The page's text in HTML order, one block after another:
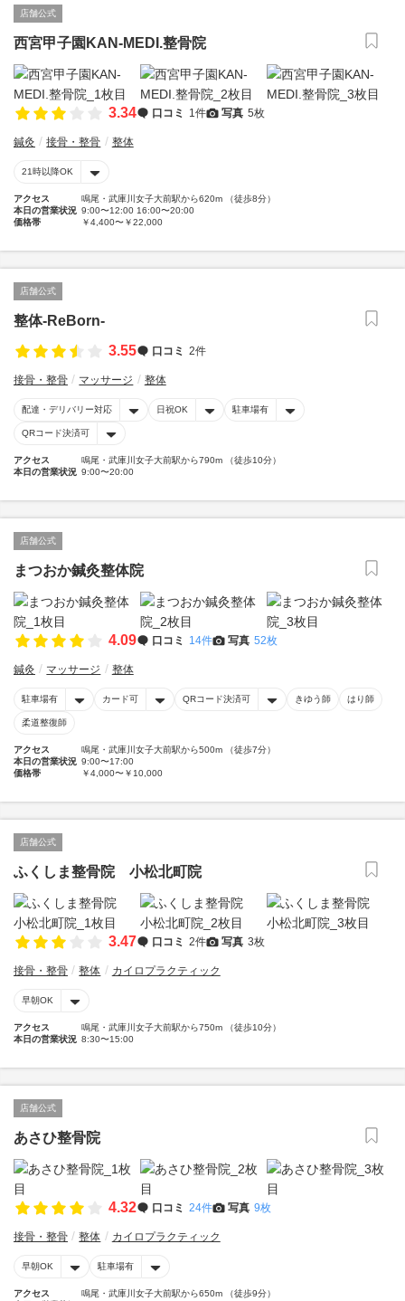
店舗公式
西宮甲子園KAN-MEDI.整骨院
3.34 口コミ 1件 写真 5枚
鍼灸 接骨・整骨 整体
21時以降OK
アクセス
鳴尾・武庫川女子大前駅から620m （徒歩8分）
本日の営業状況 9:00〜12:00 16:00〜20:00
価格帯
￥4,400〜￥22,000
店舗公式
整体-ReBorn-
3.55
口コミ 2件
接骨・整骨 マッサージ 整体
配達・デリバリー対応 日祝OK 駐車場有
QRコード決済可
アクセス
鳴尾・武庫川女子大前駅から790m （徒歩10分）
本日の営業状況 9:00〜20:00
店舗公式
まつおか鍼灸整体院
4.09 口コミ 14件 写真 52枚
鍼灸 マッサージ 整体
駐車場有 カード可 QRコード決済可 きゆう師 はり師
柔道整復師
アクセス
鳴尾・武庫川女子大前駅から500m （徒歩7分）
本日の営業状況 9:00〜17:00
価格帯
￥4,000〜￥10,000
店舗公式
ふくしま整骨院 小松北町院
3.47 口コミ 2件 写真 3枚
接骨・整骨 整体 カイロプラクティック
早朝OK
アクセス
鳴尾・武庫川女子大前駅から750m （徒歩10分）
本日の営業状況 8:30〜15:00
店舗公式
あさひ整骨院
4.32 口コミ 24件 写真 9枚
接骨・整骨 整体 カイロプラクティック
早朝OK 駐車場有
アクセス
鳴尾・武庫川女子大前駅から650m （徒歩9分）